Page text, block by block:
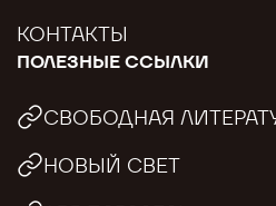
КОНТАКТЫ
ПОЛЕЗНЫЕ ССЫЛКИ
СВОБОДНАЯ
НОВЫЙ СВЕТ